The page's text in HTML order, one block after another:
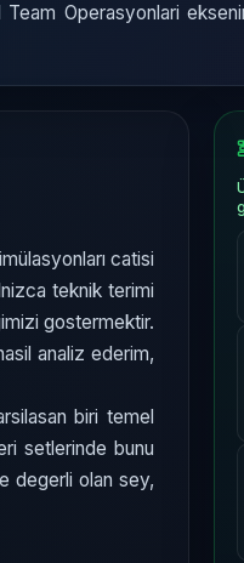
Operasyonlari
catisi
teknik terimi
gostermektir.
analiz ederim,
biri temel
setlerinde bunu
degerli olan sey,